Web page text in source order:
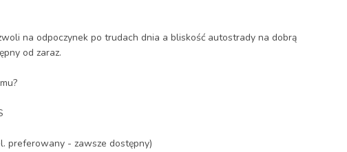
na odpoczynek po trudach dnia a bliskość autostrady na dobrą
od zaraz.
preferowany - zawsze dostępny)